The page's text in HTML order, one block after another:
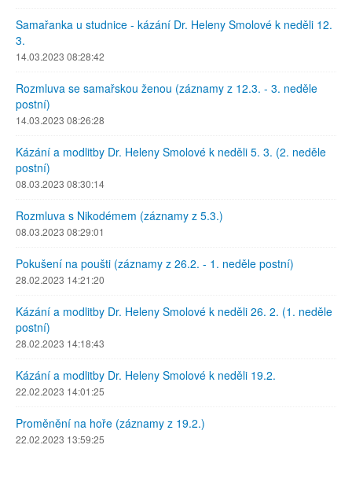
Samařanka u studnice - kázání Dr. Heleny Smolové k neděli 12.
3.
14.03.2023 08:28:42
Rozmluva se samařskou ženou (záznamy z 12.3. - 3. neděle
postní)
14.03.2023 08:26:28
Kázání a modlitby Dr. Heleny Smolové k neděli 5. 3. (2. neděle
postní)
08.03.2023 08:30:14
Rozmluva s Nikodémem (záznamy z 5.3.)
08.03.2023 08:29:01
Pokušení na poušti (záznamy z 26.2. - 1. neděle postní)
28.02.2023 14:21:20
Kázání a modlitby Dr. Heleny Smolové k neděli 26. 2. (1. neděle
postní)
28.02.2023 14:18:43
Kázání a modlitby Dr. Heleny Smolové k neděli 19.2.
22.02.2023 14:01:25
Proměnění na hoře (záznamy z 19.2.)
22.02.2023 13:59:25